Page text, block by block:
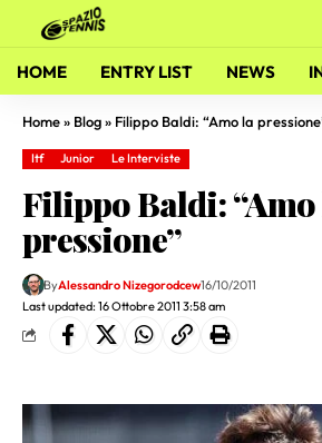
HOME ENTRY LIST NEWS
Home» Blog» Filippo Baldi: “Amo la
Itf Junior Le Interviste
Filippo Baldi:
pressione”
Last updated: 16 Ottobre 2011 3:58 am
ByAlessandro Nizegorodcew16/10/2011